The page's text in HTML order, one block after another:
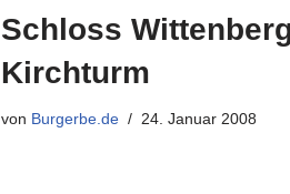
Schloss
Kirchturm
von Burgerbe.de 24. Januar 2008